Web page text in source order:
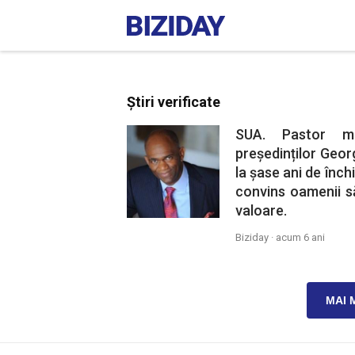
Știri verificate
SUA. Pastor
președinților
la șase ani de
convins oamenii
valoare.
Biziday · acum 6 ani
MAI